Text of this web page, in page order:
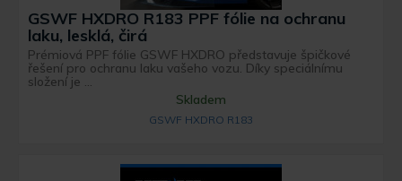
GSWF HXDRO R183 PPF fólie na ochranu
laku, lesklá, čirá
Prémiová PPF fólie GSWF HXDRO představuje špičkové
řešení pro ochranu laku vašeho vozu. Díky speciálnímu
složení je ...
Skladem
GSWF HXDRO R183